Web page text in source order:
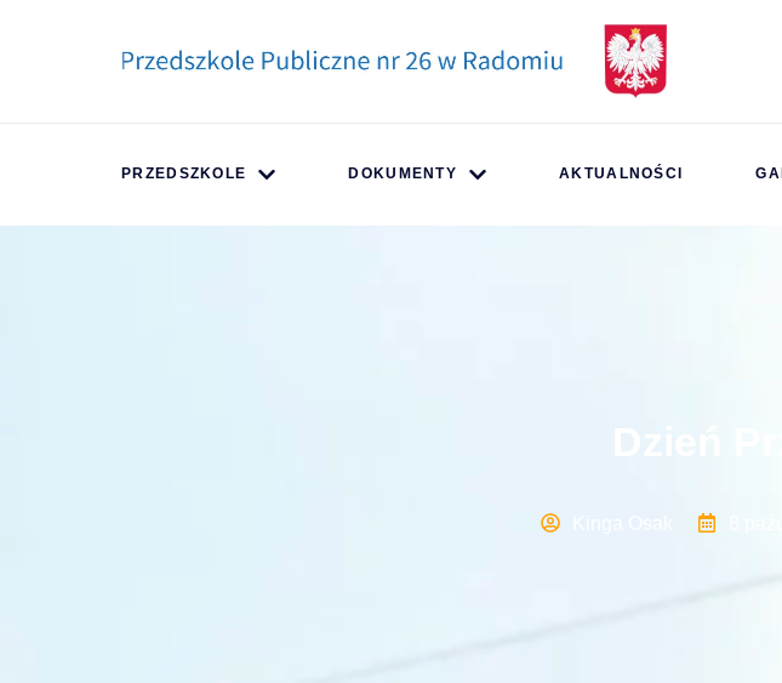
PRZEDSZKOLE DOKUMENTY AKTUALNOŚCI